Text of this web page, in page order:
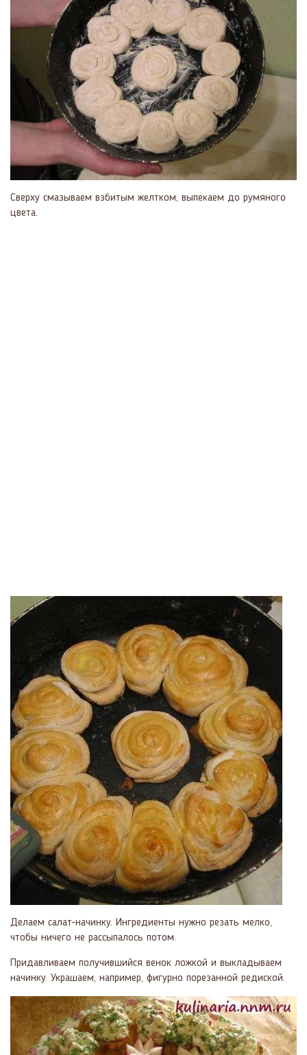
Сверху смазываем взбитым желтком, выпекаем до румяного
цвета.
Делаем салат-начинку. Ингредиенты нужно резать мелко,
чтобы ничего не рассыпалось потом.
Придавливаем получившийся венок ложкой и выкладываем
начинку. Украшаем, например, фигурно порезанной редиской.